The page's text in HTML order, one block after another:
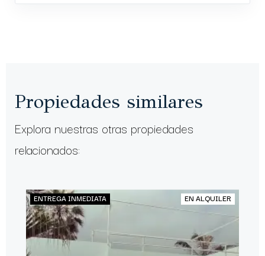
Propiedades similares
Explora nuestras otras propiedades
relacionados:
ENTREGA INMEDIATA EN ALQUILER